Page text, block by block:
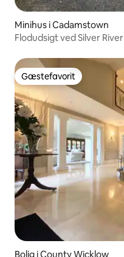
Minihus i Cadamstown
Flodudsigt ved Silver River
Gæstefavorit
Gæstefavorit
Bolig i County Wicklow